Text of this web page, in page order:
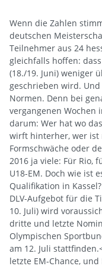
Wenn die Zahlen
deutschen
Teilnehmer aus 24
gleichfalls hoffen:
(18./19. Juni) weniger
geschrieben wird.
Normen. Denn bei
vergangenen Wochen
darum: Wer hat wo
wirft hinterher, wer ist
Formschwäche oder
2016 ja viele: Für Rio,
U18-EM. Doch wie ist
Qualifikation in
DLV-Aufgebot für die
10. Juli) wird
dritte und letzte
Olympischen
am 12. Juli
letzte EM-Chance,